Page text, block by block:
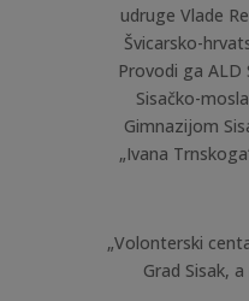
udruge Vlade
Švicarsko-
Provodi ga ALD
Sisačko-
Gimnazijom
„Ivana
„Volonterski
Grad Sisak,